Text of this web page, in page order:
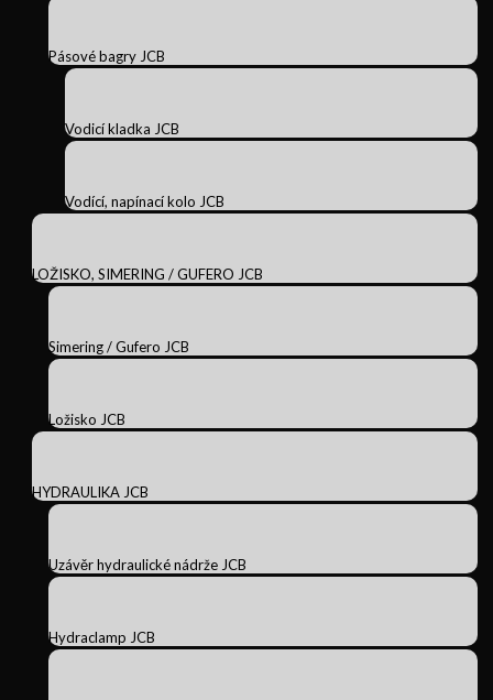
Pásové bagry JCB
Vodicí kladka JCB
Vodící, napínací kolo JCB
LOŽISKO, SIMERING / GUFERO JCB
Simering / Gufero JCB
Ložisko JCB
HYDRAULIKA JCB
Uzávěr hydraulické nádrže JCB
Hydraclamp JCB